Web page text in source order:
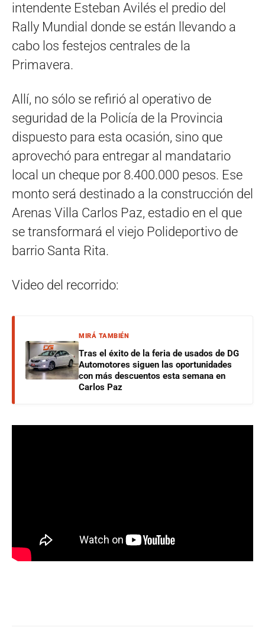
intendente Esteban Avilés el predio del
Rally Mundial donde se están llevando a
cabo los festejos centrales de la
Primavera.
Allí, no sólo se refirió al operativo de
seguridad de la Policía de la Provincia
dispuesto para esta ocasión, sino que
aprovechó para entregar al mandatario
local un cheque por 8.400.000 pesos. Ese
monto será destinado a la construcción del
Arenas Villa Carlos Paz, estadio en el que
se transformará el viejo Polideportivo de
barrio Santa Rita.
Video del recorrido:
MIRÁ TAMBIÉN
Tras el éxito de la feria de usados de DG
Automotores siguen las oportunidades
con más descuentos esta semana en
Carlos Paz